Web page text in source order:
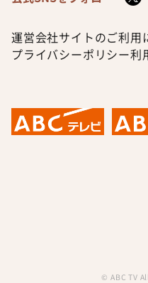
運営会社サイトのご利用
プライバシーポリシー利
© ABC TV